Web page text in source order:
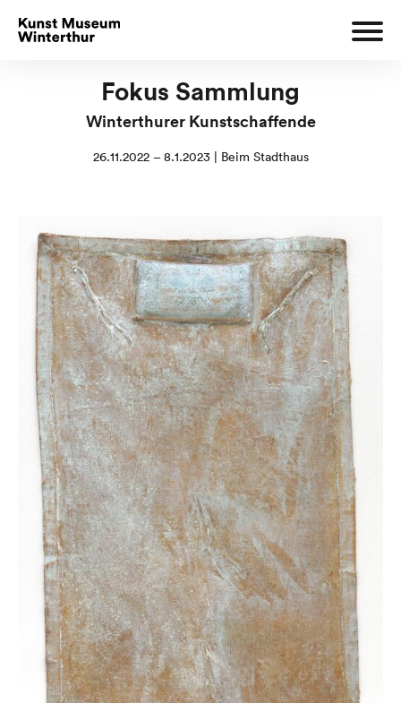
Fokus Sammlung
Winterthurer Kunstschaffende
26.11.2022 – 8.1.2023 | Beim Stadthaus